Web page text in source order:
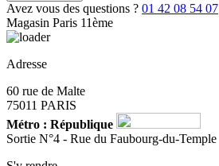
Avez vous des questions ? 01 42 08 54 07
Magasin Paris 11ème
Adresse
60 rue de Malte
75011 PARIS
Métro : République
Sortie N°4 - Rue du Faubourg-du-Temple